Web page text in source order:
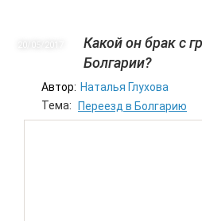
Какой он брак с
Болгарии?
Автор: Наталья Глухова
Тема:
Переезд в Болгарию